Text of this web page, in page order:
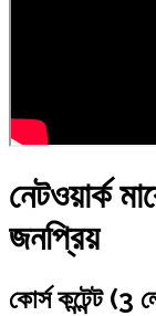
নেটওয়ার্ক
জনপ্রিয়
কোর্স কন্টেন্ট (3